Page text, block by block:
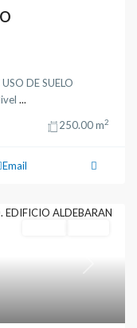
DE SUELO
...
250.00 m2
Email
Next